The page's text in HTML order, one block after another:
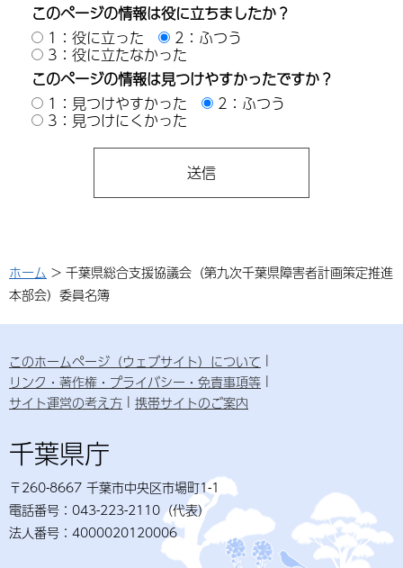
このページの情報は役に立ちましたか？
1：役に立った
2：ふつう
3：役に立たなかった
このページの情報は見つけやすかったですか？
1：見つけやすかった
2：ふつう
3：見つけにくかった
ホーム > 千葉県総合支援協議会（第九次千葉県障害者計画策定推進
本部会）委員名簿
このホームページ（ウェブサイト）について
リンク・著作権・プライバシー・免責事項等
サイト運営の考え方
携帯サイトのご案内
千葉県庁
〒260-8667 千葉市中央区市場町1-1
電話番号：043-223-2110（代表）
法人番号：4000020120006